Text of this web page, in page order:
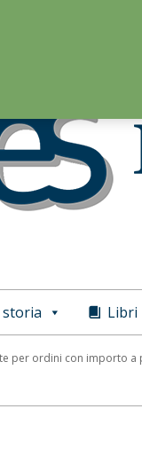
Libri
per ordini con importo a